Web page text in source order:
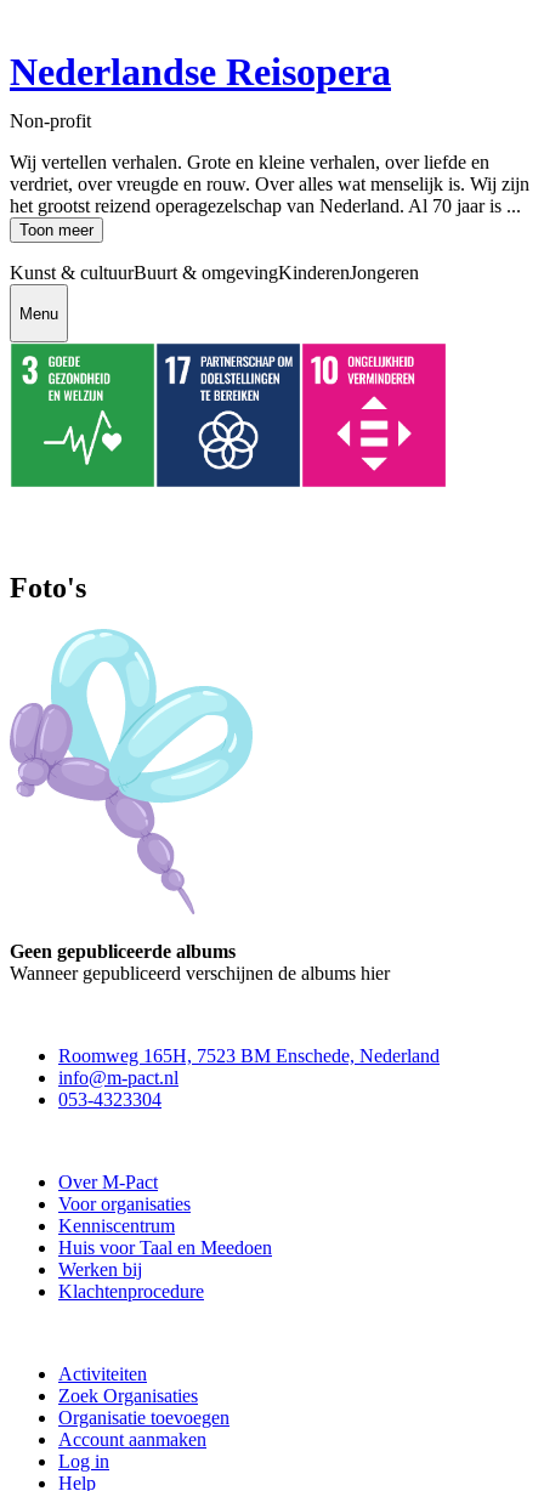
Nederlandse Reisopera
Non-profit
Wij vertellen verhalen. Grote en kleine verhalen, over liefde en
verdriet, over vreugde en rouw. Over alles wat menselijk is. Wij zijn
het grootst reizend operagezelschap van Nederland. Al 70 jaar is ...
Toon meer
Kunst & cultuurBuurt & omgevingKinderenJongeren
Menu
Foto's
Geen gepubliceerde albums
Wanneer gepubliceerd verschijnen de albums hier
Roomweg 165H, 7523 BM Enschede, Nederland
info@m-pact.nl
053-4323304
Over M-Pact
Voor organisaties
Kenniscentrum
Huis voor Taal en Meedoen
Werken bij
Klachtenprocedure
Activiteiten
Zoek Organisaties
Organisatie toevoegen
Account aanmaken
Log in
Help